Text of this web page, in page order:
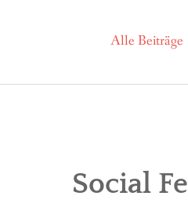
Alle Beiträge
Social